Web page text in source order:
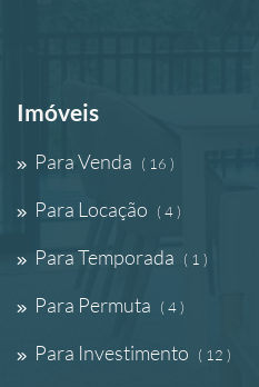
Imóveis
Para Venda ( 16 )
Para Locação ( 4 )
Para Temporada ( 1 )
Para Permuta ( 4 )
Para Investimento ( 12 )